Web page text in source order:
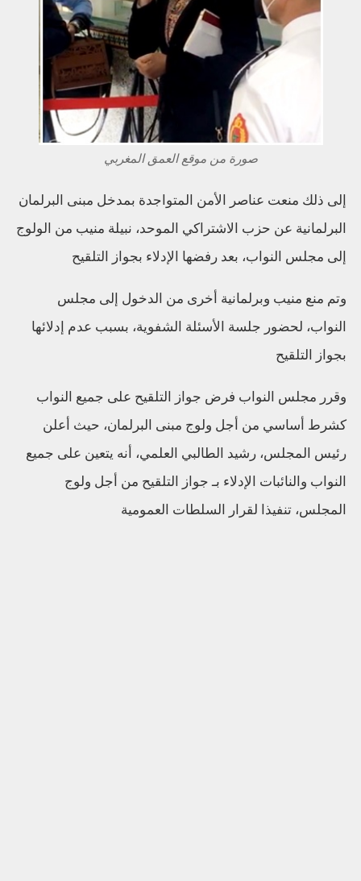
صورة من موقع العمق المغربي
إلى ذلك منعت عناصر الأمن المتواجدة بمدخل مبنى البرلمان
البرلمانية عن حزب الاشتراكي الموحد، نبيلة منيب من الولوج
إلى مجلس النواب، بعد رفضها الإدلاء بجواز التلقيح
وتم منع منيب وبرلمانية أخرى من الدخول إلى مجلس
النواب، لحضور جلسة الأسئلة الشفوية، بسبب عدم إدلائها
بجواز التلقيح
وقرر مجلس النواب فرض جواز التلقيح على جميع النواب
كشرط أساسي من أجل ولوج مبنى البرلمان، حيث أعلن
رئيس المجلس، رشيد الطالبي العلمي، أنه يتعين على جميع
النواب والنائبات الإدلاء بـ جواز التلقيح من أجل ولوج
المجلس، تنفيذا لقرار السلطات العمومية